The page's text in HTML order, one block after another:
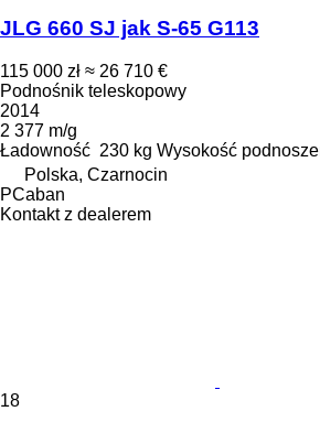
JLG 660 SJ jak S-65 G113
115 000 zł ≈ 26 710 €
Podnośnik teleskopowy
2014
2 377 m/g
Ładowność 230 kg Wysokość
Polska, Czarnocin
PCaban
Kontakt z dealerem
18